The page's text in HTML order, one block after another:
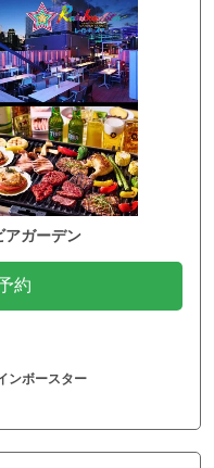
アガーデン
約
ンボースター